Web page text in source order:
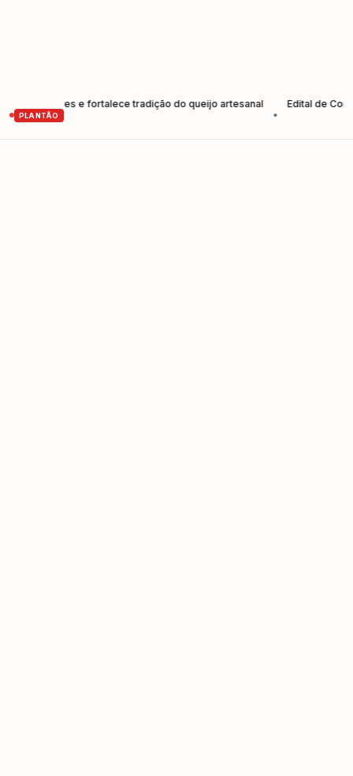
PLANTÃO
e fortalece tradição do queijo artesanal
Edital de